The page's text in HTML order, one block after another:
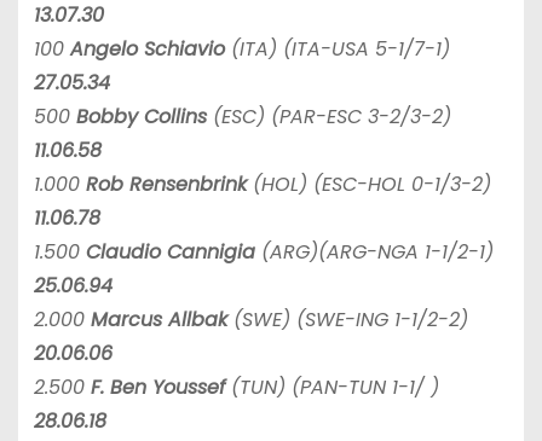
13.07.30
100Angelo Schiavio(ITA) (ITA-USA 5-1/7-1)
27.05.34
500 Bobby Collins(ESC) (PAR-ESC 3-2/3-2)
11.06.58
1.000 Rob Rensenbrink(HOL) (ESC-HOL 0-1/3-2)
11.06.78
1.500 Claudio Cannigia(ARG)(ARG-NGA 1-1/2-1)
25.06.94
2.000 Marcus Allbak(SWE) (SWE-ING 1-1/2-2)
20.06.06
2.500 F. Ben Youssef(TUN) (PAN-TUN 1-1/ )
28.06.18